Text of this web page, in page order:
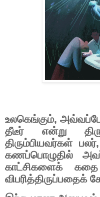
உலகெங்கும்,
தீடீர்
என்று
திரும்பியவர்கள் பலர்,
கணப்பொழுதில்
காட்சிகளைக்
கதை
விபரித்திருப்பதைக்